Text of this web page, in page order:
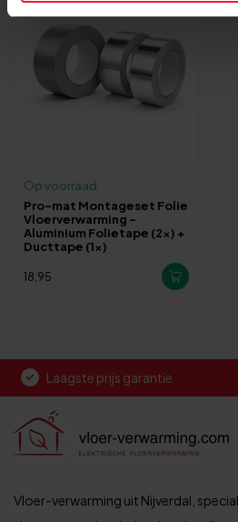
Op voorraad
Pro-mat Montageset Folie
Vloerverwarming –
Aluminium Folietape (2x) +
Ducttape (1x)
18,95
Laagste prijs garantie
Vloer-verwarming uit Nijverdal,